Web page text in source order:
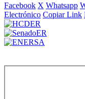
Facebook X Whatsapp
Electrónico Copiar Link